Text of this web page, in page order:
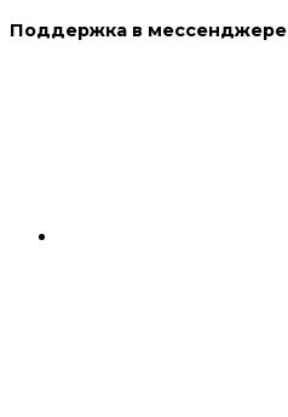
Поддержка в мессенджере